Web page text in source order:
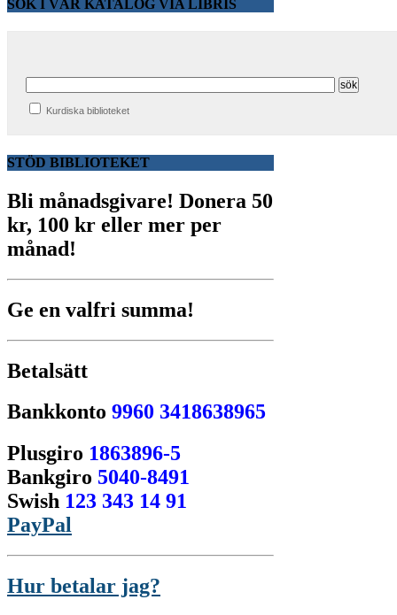
SÖK I VÅR KATALOG VIA LIBRIS
Kurdiska biblioteket
STÖD BIBLIOTEKET
Bli månadsgivare! Donera 50
kr, 100 kr eller mer per
månad!
Ge en valfri summa!
Betalsätt
Bankkonto 9960 3418638965
Plusgiro 1863896-5
Bankgiro 5040-8491
Swish 123 343 14 91
PayPal
Hur betalar jag?